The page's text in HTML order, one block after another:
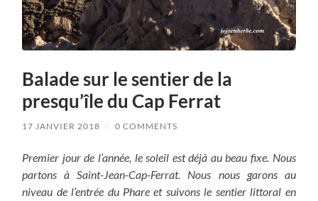
Balade sur le sentier de la
presqu’île du Cap Ferrat
17 JANVIER 2018 / 0 COMMENTS
Premier jour de l’année, le soleil est déjà au beau fixe. Nous
partons à Saint-Jean-Cap-Ferrat. Nous nous garons au
niveau de l’entrée du Phare et suivons le sentier littoral en